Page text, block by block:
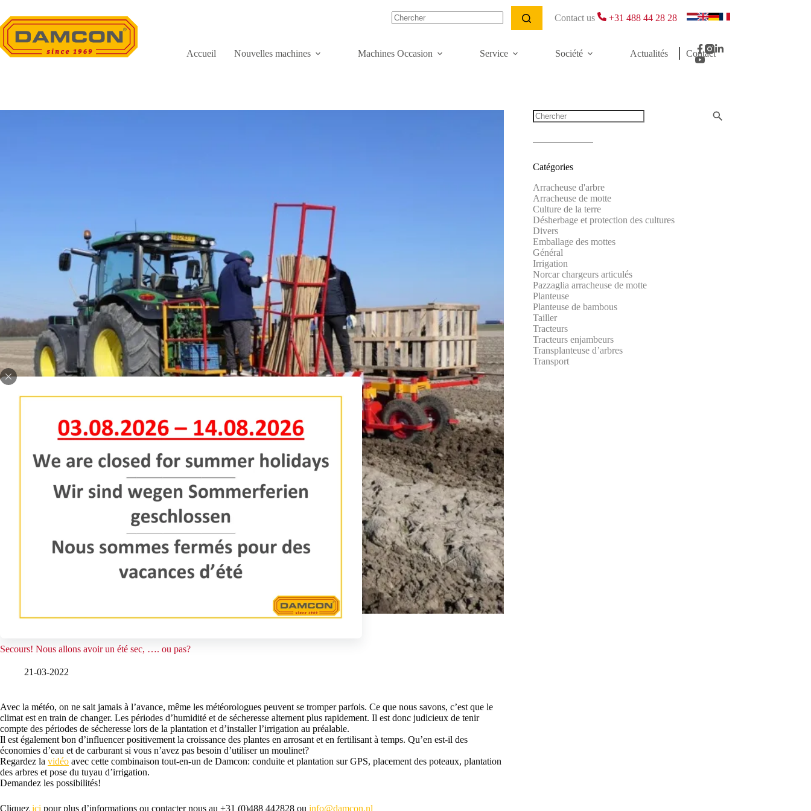
contenu
Contact us +31 488 44 28 28
Accueil Nouvelles machines Machines Occasion Service Société Actualités Contact
Secours! Nous allons avoir un été sec, …. ou pas?
21-03-2022
Avec la météo, on ne sait jamais à l’avance, même les météorologues peuvent se tromper parfois. Ce que nous savons, c’est que le
climat est en train de changer. Les périodes d’humidité et de sécheresse alternent plus rapidement. Il est donc judicieux de tenir
compte des périodes de sécheresse lors de la plantation et d’installer l’irrigation au préalable.
Il est également bon d’influencer positivement la croissance des plantes en arrosant et en fertilisant à temps. Qu’en est-il des
économies d’eau et de carburant si vous n’avez pas besoin d’utiliser un moulinet?
Regardez la vidéo avec cette combinaison tout-en-un de Damcon: conduite et plantation sur GPS, placement des poteaux, plantation
des arbres et pose du tuyau d’irrigation.
Demandez les possibilités!
Cliquez ici pour plus d’informations ou contacter nous au +31 (0)488 442828 ou info@damcon.nl
Catégories
Arracheuse d'arbre
Arracheuse de motte
Culture de la terre
Désherbage et protection des cultures
Divers
Emballage des mottes
Général
Irrigation
Norcar chargeurs articulés
Pazzaglia arracheuse de motte
Planteuse
Planteuse de bambous
Tailler
Tracteurs
Tracteurs enjambeurs
Transplanteuse d’arbres
Transport